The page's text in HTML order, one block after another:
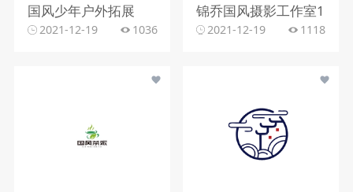
国风少年户外拓展
2021-12-19 1036
锦乔国风摄影工作室1
2021-12-19 1118